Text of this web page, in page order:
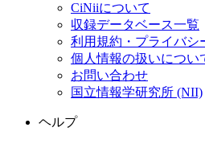
CiNiiについて
収録データベース一覧
利用規約・プライバシ
個人情報の扱いについ
お問い合わせ
国立情報学研究所 (NII)
ヘルプ